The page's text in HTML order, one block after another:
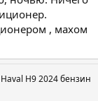
, махом
Haval H9 2024 бензин